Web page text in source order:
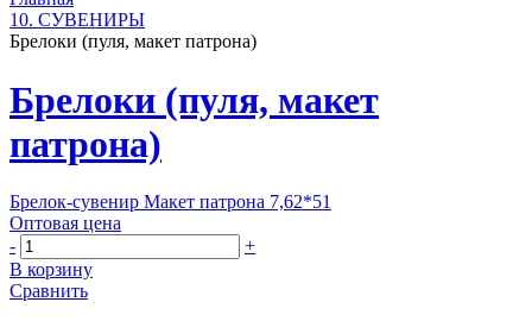
10. СУВЕНИРЫ
Брелоки (пуля, макет патрона)
Брелоки (пуля, макет
патрона)
Брелок-сувенир Макет патрона 7,62*51
Оптовая цена
-
+
В корзину
Сравнить